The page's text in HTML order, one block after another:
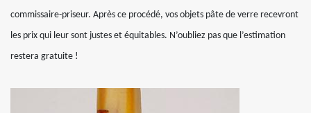
commissaire-priseur. Après ce procédé, vos objets pâte de verre recevront
les prix qui leur sont justes et équitables. N’oubliez pas que l’estimation
restera gratuite !